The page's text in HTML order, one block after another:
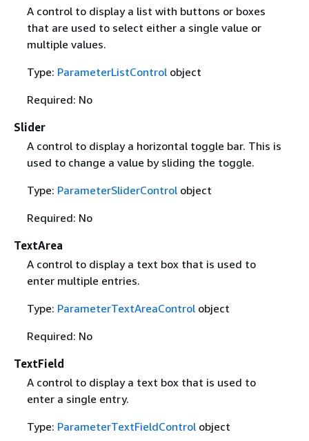
A control to display a list with buttons or boxes
that are used to select either a single value or
multiple values.
Type: ParameterListControlobject
Required: No
Slider
A control to display a horizontal toggle bar. This is
used to change a value by sliding the toggle.
Type: ParameterSliderControlobject
Required: No
TextArea
A control to display a text box that is used to
enter multiple entries.
Type: ParameterTextAreaControlobject
Required: No
TextField
A control to display a text box that is used to
enter a single entry.
Type: ParameterTextFieldControlobject